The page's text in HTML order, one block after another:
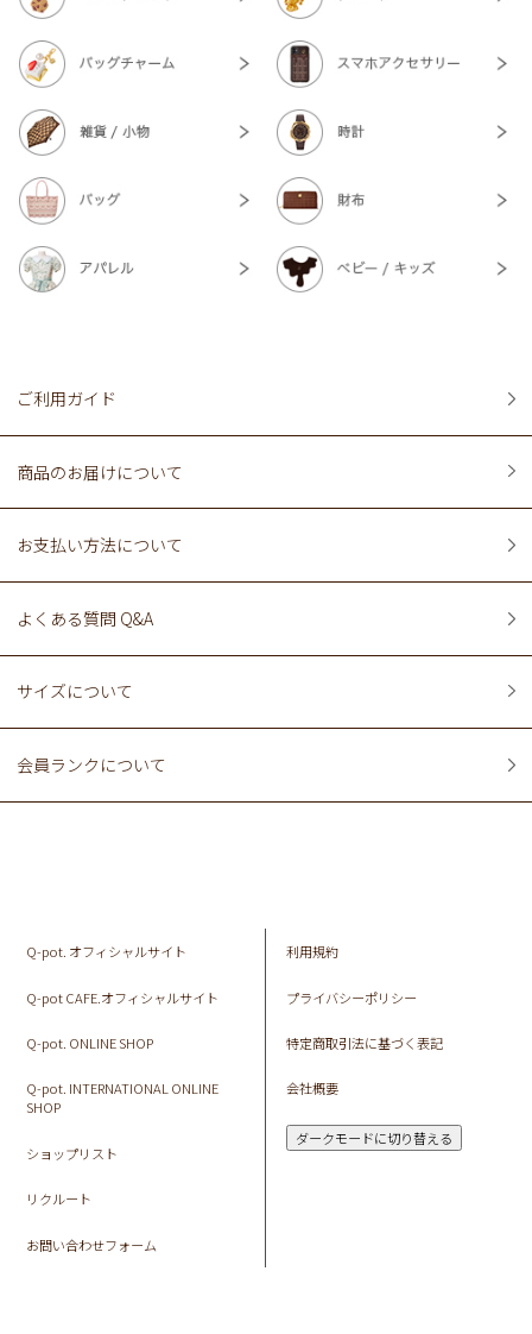
ご利用ガイド
商品のお届けについて
お支払い方法について
よくある質問 Q&A
サイズについて
会員ランクについて
Q-pot. オフィシャルサイト
Q-pot CAFE.オフィシャルサイト
Q-pot. ONLINE SHOP
Q-pot. INTERNATIONAL ONLINE
SHOP
ショップリスト
リクルート
お問い合わせフォーム
利用規約
プライバシーポリシー
特定商取引法に基づく表記
会社概要
ダークモードに切り替える